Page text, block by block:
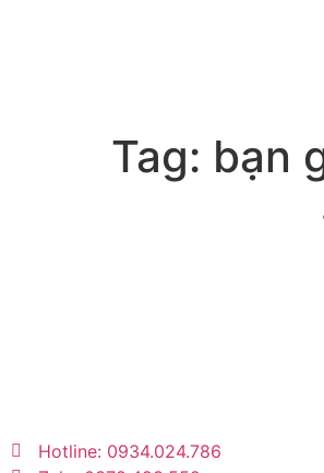
Tag: bạn
Hotline: 0934.024.786